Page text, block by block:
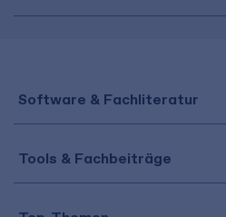
Software & Fachliteratur
Tools & Fachbeiträge